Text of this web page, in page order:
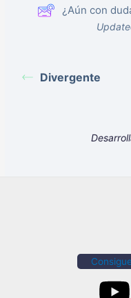
¿Aún con
Divergente